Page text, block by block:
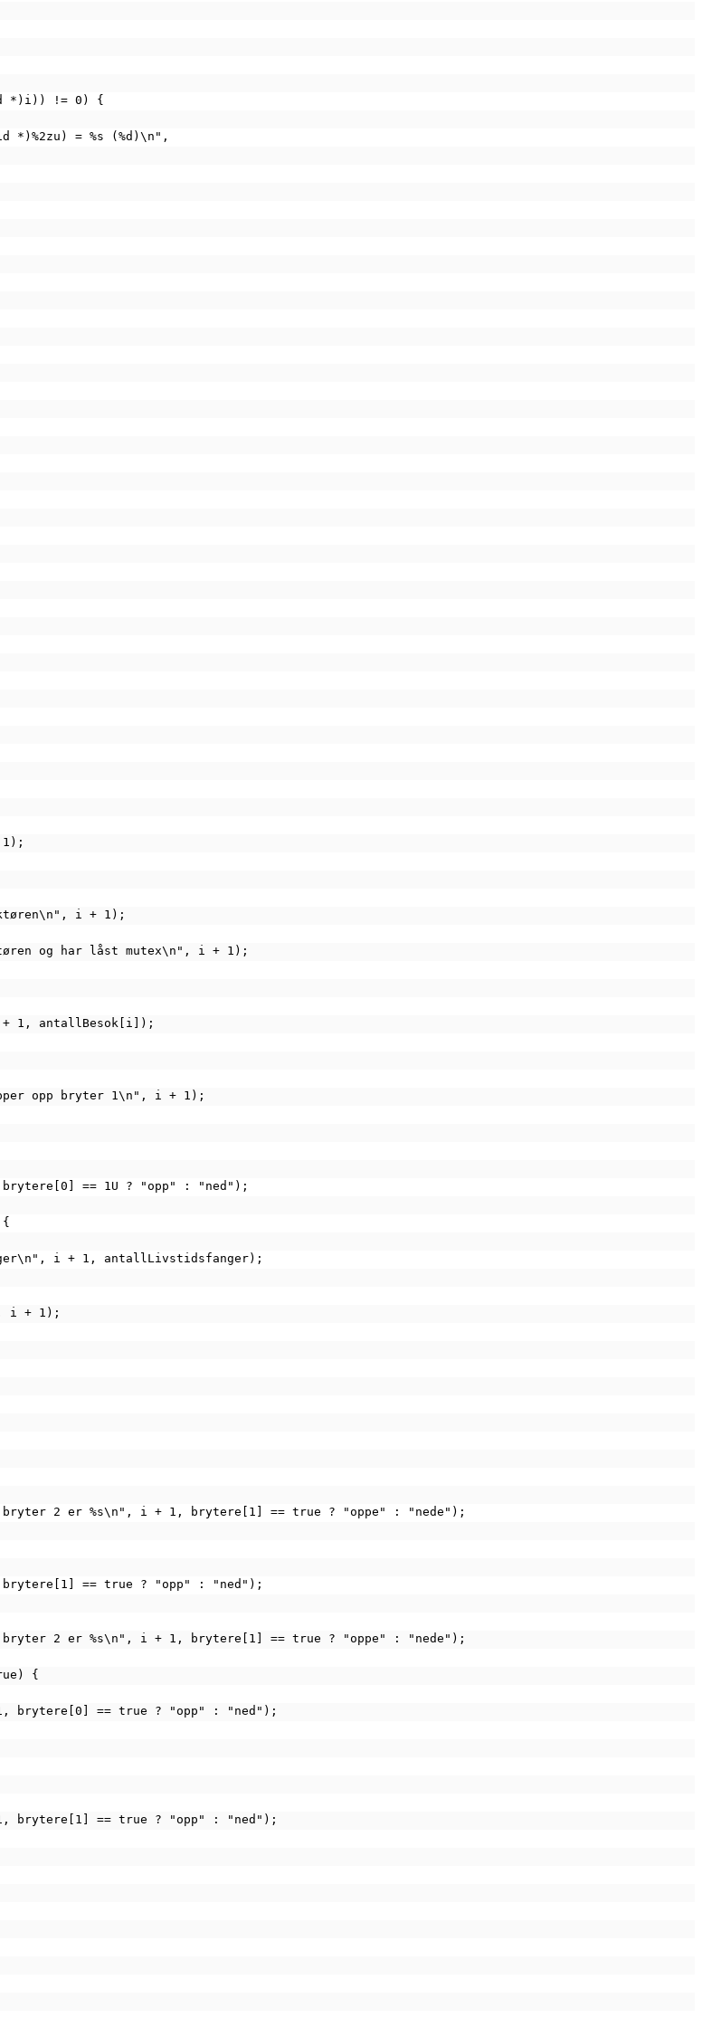
*)i)) != 0) {
*)%2zu) = %s (%d)\n",
i + 1);
og har låst mutex\n", i + 1);
+ 1, antallBesok[i]);
opp bryter 1\n", i + 1);
brytere[0] == 1U ? "opp" : "ned");
i + 1, antallLivstidsfanger);
i + 1);
bryter 2 er %s\n", i + 1, brytere[1] == true ? "oppe" : "nede");
brytere[1] == true ? "opp" : "ned");
bryter 2 er %s\n", i + 1, brytere[1] == true ? "oppe" : "nede");
{
1, brytere[0] == true ? "opp" : "ned");
1, brytere[1] == true ? "opp" : "ned");